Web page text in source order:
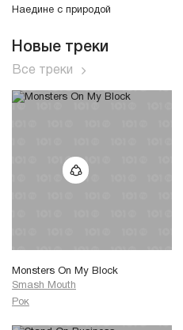
Наедине с природой
Новые треки
Все треки
Monsters On My Block
Smash Mouth
Рок